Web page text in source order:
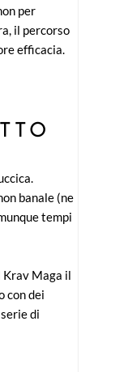
per
il percorso
efficacia.
banale (ne
tempi
Krav Maga il
con dei
di